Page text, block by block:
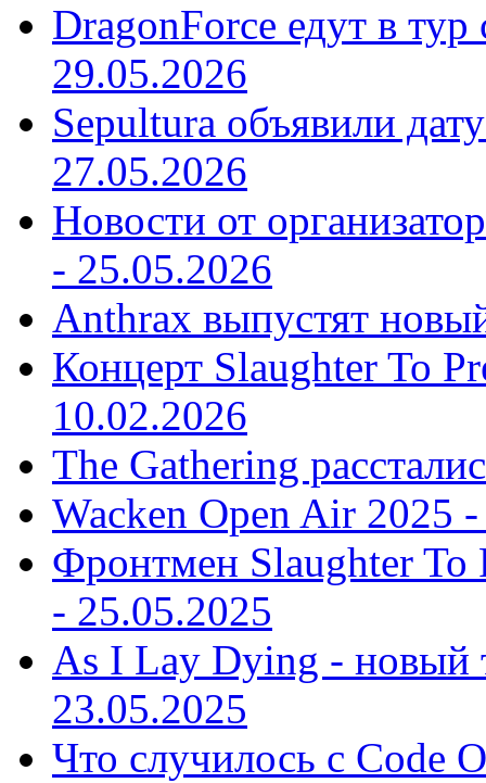
DragonForce едут в
29.05.2026
Sepultura объявили
27.05.2026
Новости от
- 25.05.2026
Anthrax выпустят
Концерт Slaughter To
10.02.2026
The Gathering
Wacken Open Air 2025
Фронтмен Slaughter To
- 25.05.2025
As I Lay Dying - новый
23.05.2025
Что случилось с Code